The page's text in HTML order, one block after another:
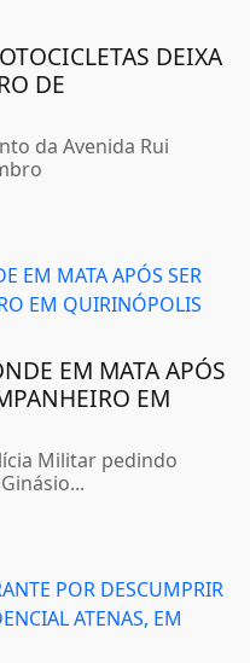
DEIXA
DE
da Avenida Rui
EM MATA APÓS
EM
Militar pedindo